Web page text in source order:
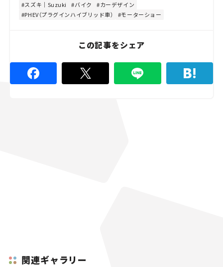
スズキ｜Suzuki
バイク
カーデザイン
PHEV（プラグインハイブリッド車）
モーターショー
この記事をシェア
関連ギャラリー